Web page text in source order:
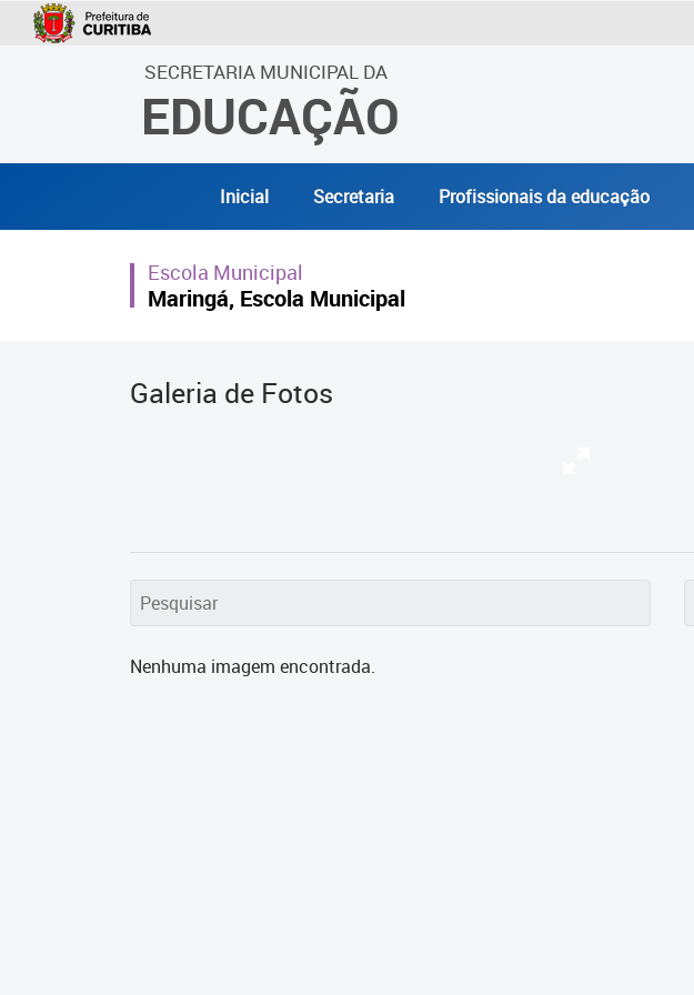
SECRETARIA MUNICIPAL DA
EDUCAÇÃO
Inicial Secretaria Profissionais da educação
Escola Municipal
Maringá, Escola Municipal
Galeria de Fotos
Nenhuma imagem encontrada.